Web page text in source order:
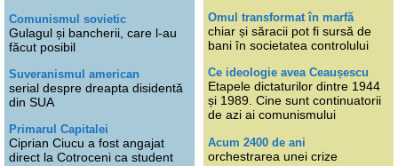
Comunismul sovietic
Gulagul și bancherii, care l-au
făcut posibil
Suveranismul american
serial despre dreapta disidentă
din SUA
Primarul Capitalei
Ciprian Ciucu a fost angajat
direct la Cotroceni ca student
Omul transformat în marfă
chiar și săracii pot fi sursă de
bani în societatea controlului
Ce ideologie avea Ceaușescu
Etapele dictaturilor dintre 1944
și 1989. Cine sunt continuatorii
de azi ai comunismului
Acum 2400 de ani
orchestrarea unei crize